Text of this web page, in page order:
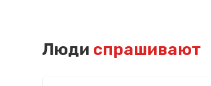
Люди спрашивают